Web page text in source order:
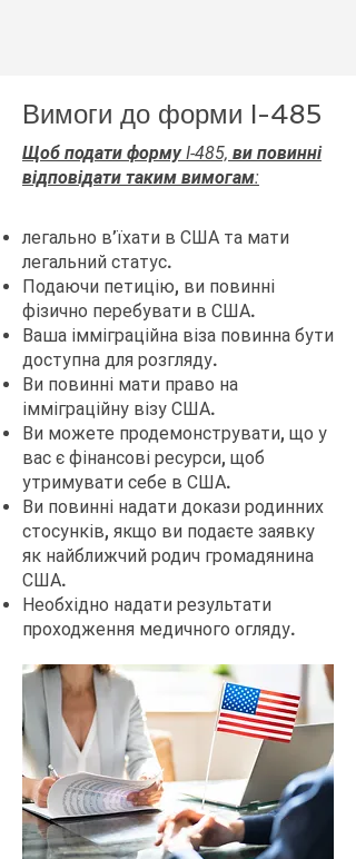
Вимоги до форми I-485
Щоб подати форму I-485, ви повинні
відповідати таким вимогам:
легально в’їхати в США та мати
легальний статус.
Подаючи петицію, ви повинні
фізично перебувати в США.
Ваша імміграційна віза повинна бути
доступна для розгляду.
Ви повинні мати право на
імміграційну візу США.
Ви можете продемонструвати, що у
вас є фінансові ресурси, щоб
утримувати себе в США.
Ви повинні надати докази родинних
стосунків, якщо ви подаєте заявку
як найближчий родич громадянина
США.
Необхідно надати результати
проходження медичного огляду.